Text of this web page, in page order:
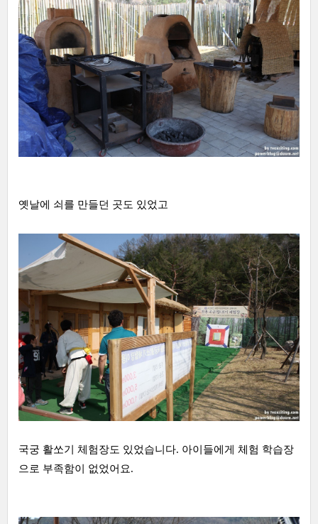
옛날에 쇠를 만들던 곳도 있었고
국궁 활쏘기 체험장도 있었습니다. 아이들에게 체험 학습장
으로 부족함이 없었어요.